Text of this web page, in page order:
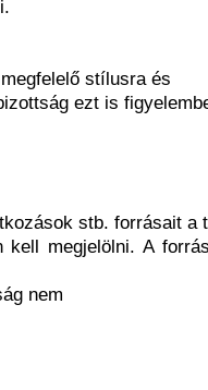
stílusra és
ezt is
stb. forrásait a
kell megjelölni. A
nem